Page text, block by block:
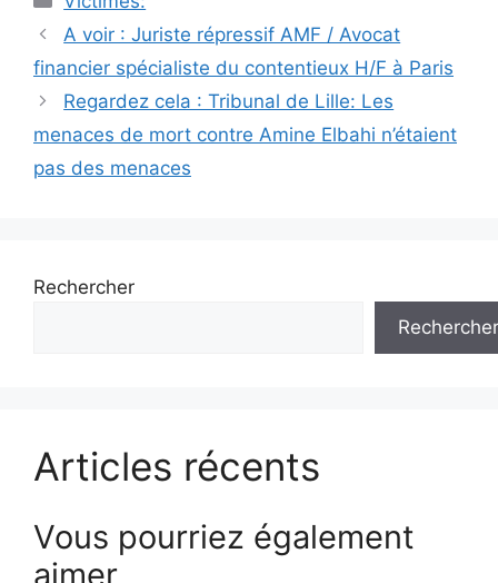
Navigation
des
A voir : Juriste répressif AMF / Avocat
financier spécialiste du contentieux H/F à Paris
Regardez cela : Tribunal de Lille: Les
menaces de mort contre Amine Elbahi n’étaient
pas des menaces
Rechercher
Rechercher
Articles récents
Vous pourriez également
aimer